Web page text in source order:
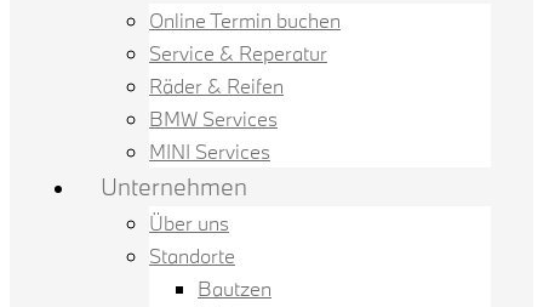
Online Termin buchen
Service & Reperatur
Räder & Reifen
BMW Services
MINI Services
Unternehmen
Über uns
Standorte
Bautzen